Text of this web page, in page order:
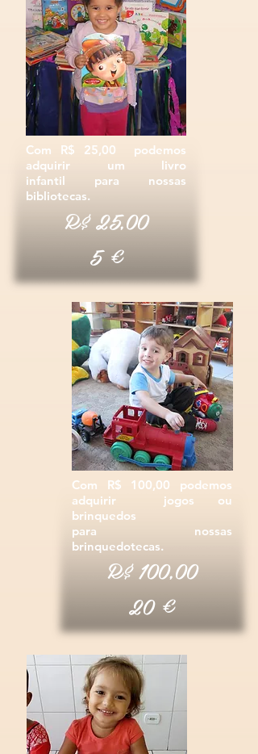
Com R$ 25,00 podemos
adquirir um livro
infantil para nossas
bibliotecas.
R$ 25,00
5 €
Com R$ 100,00 podemos
adquirir jogos ou
brinquedos
para nossas
brinquedotecas.
R$100,00
20 €